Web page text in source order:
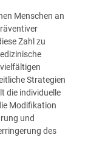
Menschen an
Zahl zu
Strategien
die individuelle
Modifikation
und
des